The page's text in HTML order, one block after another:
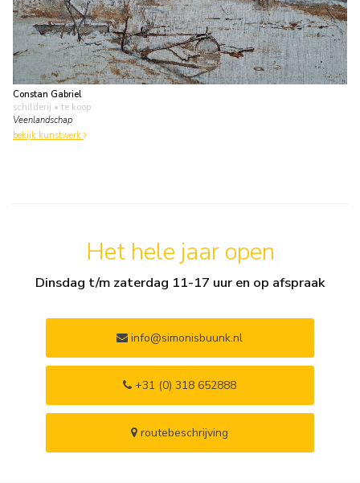
Constan Gabriel
schilderij • te koop
Veenlandschap
bekijk kunstwerk
Het hele jaar open
Dinsdag t/m zaterdag 11-17 uur en op afspraak
info@simonisbuunk.nl
+31 (0) 318 652888
routebeschrijving